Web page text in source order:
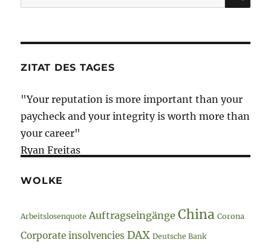
nach:
ZITAT DES TAGES
"Your reputation is more important than your
paycheck and your integrity is worth more than
your career"
Ryan Freitas
WOLKE
Arbeitslosenquote Auftragseingänge China Corona
Corporate insolvencies DAX Deutsche Bank